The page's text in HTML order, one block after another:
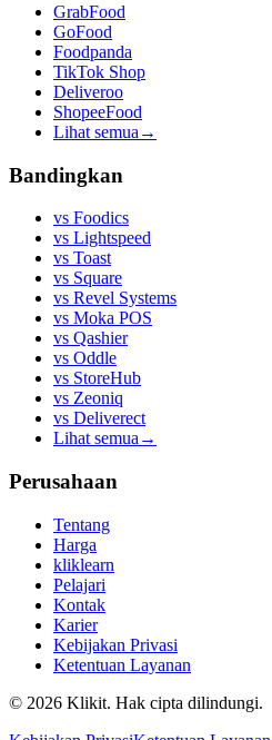
GrabFood
GoFood
Foodpanda
TikTok Shop
Deliveroo
ShopeeFood
Lihat semua →
Bandingkan
vs Foodics
vs Lightspeed
vs Toast
vs Square
vs Revel Systems
vs Moka POS
vs Qashier
vs Oddle
vs StoreHub
vs Zeoniq
vs Deliverect
Lihat semua →
Perusahaan
Tentang
Harga
kliklearn
Pelajari
Kontak
Karier
Kebijakan Privasi
Ketentuan Layanan
© 2026 Klikit. Hak cipta dilindungi.